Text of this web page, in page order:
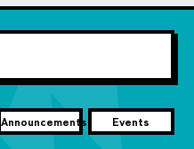
Announcements Events